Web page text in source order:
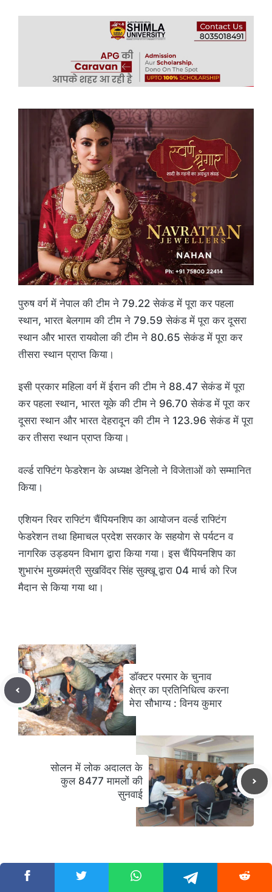
पुरुष वर्ग में नेपाल की टीम ने 79.22 सेकंड में पूरा कर पहला
स्थान, भारत बेलगाम की टीम ने 79.59 सेकंड में पूरा कर दूसरा
स्थान और भारत रायवोला की टीम ने 80.65 सेकंड में पूरा कर
तीसरा स्थान प्राप्त किया।
इसी प्रकार महिला वर्ग में ईरान की टीम ने 88.47 सेकंड में पूरा
कर पहला स्थान, भारत यूके की टीम ने 96.70 सेकंड में पूरा कर
दूसरा स्थान और भारत देहरादून की टीम ने 123.96 सेकंड में पूरा
कर तीसरा स्थान प्राप्त किया।
वर्ल्ड राफ्टिंग फेडरेशन के अध्यक्ष डेनिलो ने विजेताओं को सम्मानित
किया।
एशियन रिवर राफ्टिंग चैंपियनशिप का आयोजन वर्ल्ड राफ्टिंग
फेडरेशन तथा हिमाचल प्रदेश सरकार के सहयोग से पर्यटन व
नागरिक उड्डयन विभाग द्वारा किया गया। इस चैंपियनशिप का
शुभारंभ मुख्यमंत्री सुखविंदर सिंह सुक्खू द्वारा 04 मार्च को रिज
मैदान से किया गया था।
डॉक्टर परमार के चुनाव
क्षेत्र का प्रतिनिधित्व करना
मेरा सौभाग्य : विनय कुमार
सोलन में लोक अदालत के
कुल 8477 मामलों की
सुनवाई